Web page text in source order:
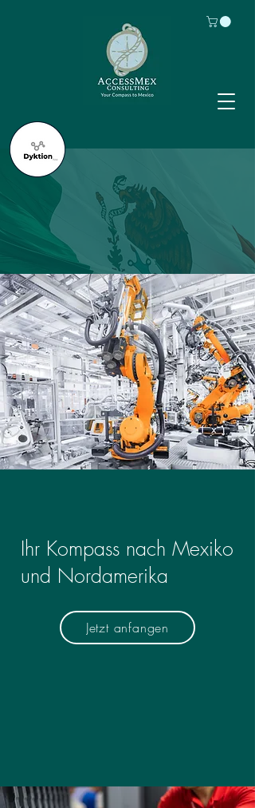
Ihr Kompass nach Mexiko
und Nordamerika
Jetzt anfangen